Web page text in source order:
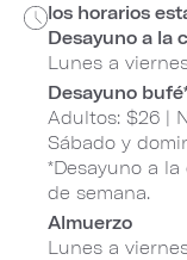
los horarios
Desayuno a la
Lunes a
Desayuno
Adultos: $26 |
Sábado y
*Desayuno a
de semana.
Almuerzo
Lunes a